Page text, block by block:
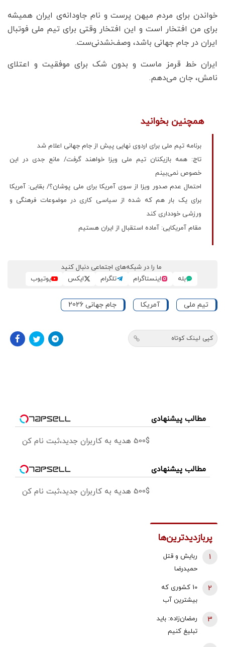
خواندن برای مردم میهن پرست و نام جاودانه‌ی ایران همیشه
برای من افتخار است و این افتخار وقتی برای تیم ملی فوتبال
ایران در جام جهانی باشد، وصف‌نشدنی‌ست.
ایران خط قرمز ماست و بدون شک برای موفقیت و اعتلای
نامش، جان می‌دهم.
همچنین بخوانید
برنامه تیم ملی برای اردوی نهایی پیش از جام جهانی اعلام شد
تاج: همه بازیکنان تیم ملی ویزا خواهند گرفت/ مانع جدی در این
خصوص نمی‌بینم
احتمال عدم صدور ویزا از سوی آمریکا برای ملی پوشان؟/ بقایی: آمریکا
برای یک بار هم که شده از سیاسی کاری در موضوعات فرهنگی و
ورزشی خودداری کند
مقام آمریکایی: آماده استقبال از ایران هستیم
ما را در شبکه‌های اجتماعی دنبال کنید
بله
اینستاگرام تلگرام ایکس یوتیوب
تیم ملی آمریکا جام جهانی 2026
کپی لینک کوتاه
مطالب پیشنهادی
500$ هدیه به کاربران جدید،ثبت نام کن
مطالب پیشنهادی
500$ هدیه به کاربران جدید،ثبت نام کن
پربازدیدترین‌ها
ربایش و قتل
حمیدرضا
شد/ ارسال
ویدئویی از
لحظه قتل او
برای
1
10 کشوری که
بیشترین آب
دارند
2
رمضان‌زاده: باید
تبلیغ کنیم
3